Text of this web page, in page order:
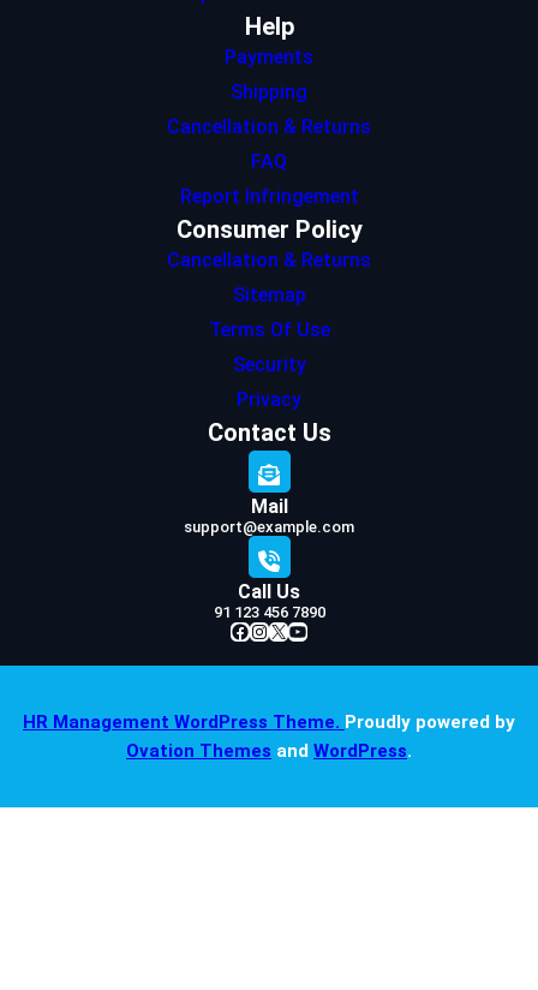
Help
Payments
Shipping
Cancellation & Returns
FAQ
Report Infringement
Consumer Policy
Cancellation & Returns
Sitemap
Terms Of Use
Security
Privacy
Contact Us
Mail
support@example.com
Call Us
91 123 456 7890
Facebook InstagramX YouTube
HR Management WordPress Theme. Proudly powered by
Ovation Themes and WordPress.